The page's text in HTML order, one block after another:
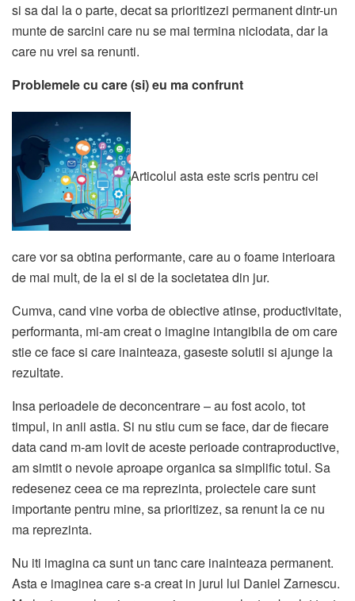
si sa dai la o parte, decat sa prioritizezi permanent dintr-un
munte de sarcini care nu se mai termina niciodata, dar la
care nu vrei sa renunti.
Problemele cu care (si) eu ma confrunt
Articolul asta este scris pentru cei
care vor sa obtina performante, care au o foame interioara
de mai mult, de la ei si de la societatea din jur.
Cumva, cand vine vorba de obiective atinse, productivitate,
performanta, mi-am creat o imagine intangibila de om care
stie ce face si care inainteaza, gaseste solutii si ajunge la
rezultate.
Insa perioadele de deconcentrare – au fost acolo, tot
timpul, in anii astia. Si nu stiu cum se face, dar de fiecare
data cand m-am lovit de aceste perioade contraproductive,
am simtit o nevoie aproape organica sa simplific totul. Sa
redesenez ceea ce ma reprezinta, proiectele care sunt
importante pentru mine, sa prioritizez, sa renunt la ce nu
ma reprezinta.
Nu iti imagina ca sunt un tanc care inainteaza permanent.
Asta e imaginea care s-a creat in jurul lui Daniel Zarnescu.